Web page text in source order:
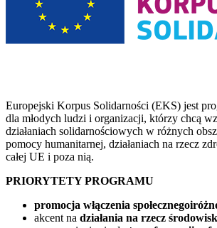
Europejski Korpus Solidarności (EKS) jest
dla młodych ludzi i organizacji, którzy chcą
działaniach solidarnościowych w różnych
pomocy humanitarnej, działaniach na rzecz
całej UE i poza nią.
PRIORYTETY PROGRAMU
promocja włączenia społecznegoi
akcent na działania na rzecz